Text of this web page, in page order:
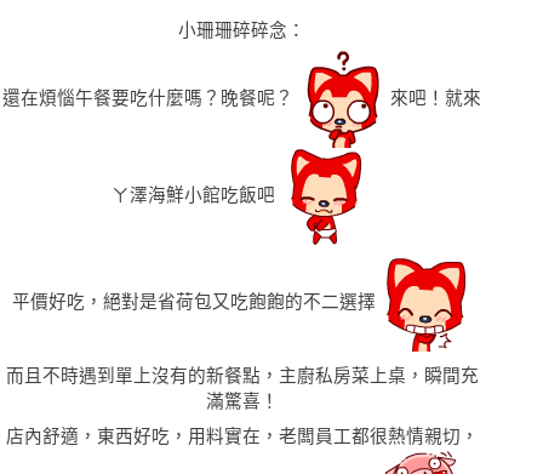
小珊珊碎碎念 ：
還在煩惱午餐要吃什麼嗎？晚餐呢？ 來吧！就來
ㄚ澤海鮮小館吃飯吧
平價好吃，絕對是省荷包又吃飽飽的不二選擇
而且不時遇到單上沒有的新餐點，主廚私房菜上桌，瞬間充
滿驚喜！
店內舒適，東西好吃，用料實在，老闆員工都很熱情親切，